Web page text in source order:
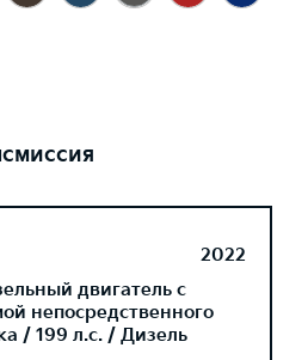
2022
двигатель с
непосредственного
/ 199 л.с. / Дизель